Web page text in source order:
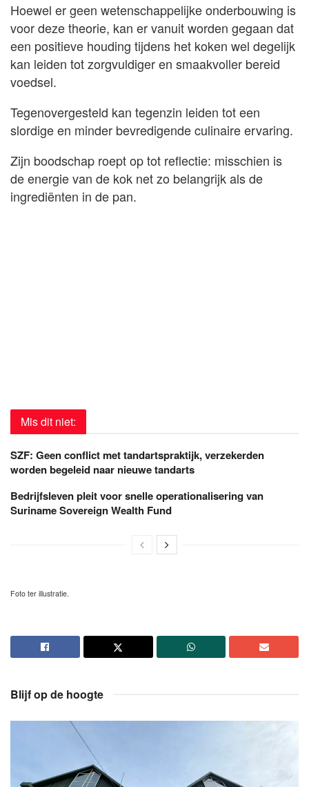
Hoewel er geen wetenschappelijke onderbouwing is
voor deze theorie, kan er vanuit worden gegaan dat
een positieve houding tijdens het koken wel degelijk
kan leiden tot zorgvuldiger en smaakvoller bereid
voedsel.
Tegenovergesteld kan tegenzin leiden tot een
slordige en minder bevredigende culinaire ervaring.
Zijn boodschap roept op tot reflectie: misschien is
de energie van de kok net zo belangrijk als de
ingrediënten in de pan.
Mis dit niet:
SZF: Geen conflict met tandartspraktijk, verzekerden
worden begeleid naar nieuwe tandarts
Bedrijfsleven pleit voor snelle operationalisering van
Suriname Sovereign Wealth Fund
Foto ter illustratie.
Blijf op de hoogte